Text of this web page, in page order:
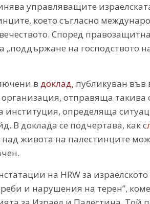
управляващите
което съгласно
Според
„поддържане на господството
в доклад, публикуван във
отправяща такива
определяща
В доклада се подчертава, как с
над живота на палестинците
на HRW за
и нарушения на терен”,